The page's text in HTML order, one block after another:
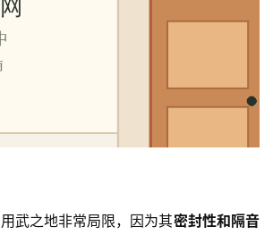
武之地非常局限，因为其密封性和隔音